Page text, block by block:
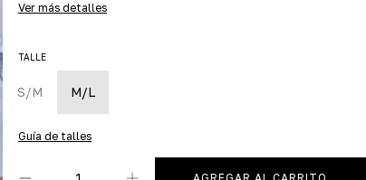
Ver más detalles
TALLE
S/M M/L
Guía de talles